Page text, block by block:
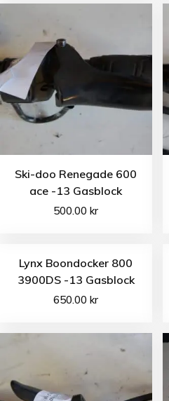
Ski-doo Renegade 600
ace -13 Gasblock
500.00kr
Lynx Boondocker 800
3900DS -13 Gasblock
650.00kr